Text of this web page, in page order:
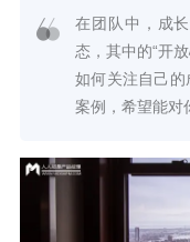
在团队中，成
态，其中的“开
如何关注自己
案例，希望能对